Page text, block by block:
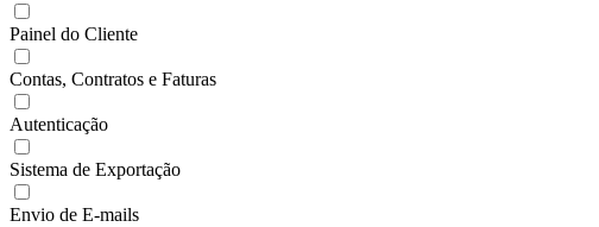
Painel do Cliente
Contas, Contratos e Faturas
Autenticação
Sistema de Exportação
Envio de E-mails